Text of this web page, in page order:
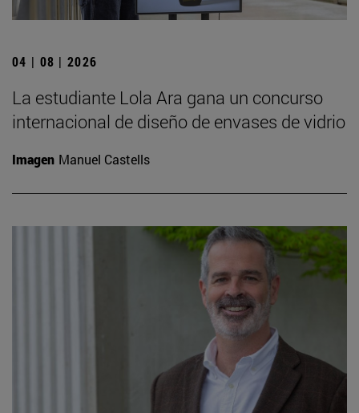
04 | 08 | 2026
La estudiante Lola Ara gana un concurso
internacional de diseño de envases de vidrio
Imagen Manuel Castells